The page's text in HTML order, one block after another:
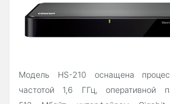
Модель HS-210 оснащена
частотой 1,6 ГГц, оперативной